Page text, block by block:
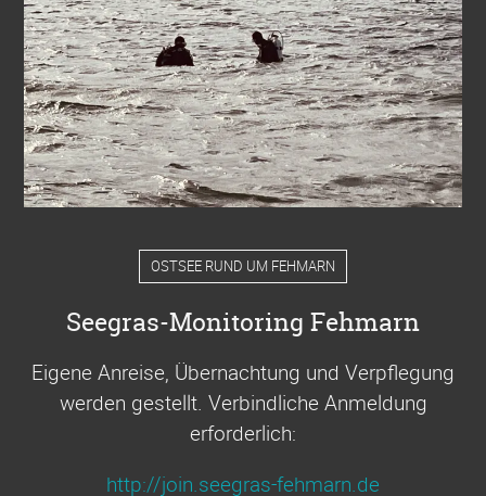
OSTSEE RUND UM FEHMARN
Seegras-Monitoring Fehmarn
Eigene Anreise, Übernachtung und Verpflegung
werden gestellt. Verbindliche Anmeldung
erforderlich:
http://join.seegras-fehmarn.de